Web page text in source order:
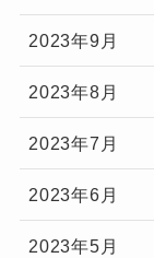
2023年9月
2023年8月
2023年7月
2023年6月
2023年5月